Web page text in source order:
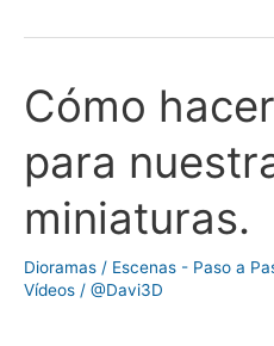
Cómo
para
miniaturas.
Dioramas / Escenas - Paso a
Vídeos / @Davi3D
Cómo
hacer
peanas
para
nuestras